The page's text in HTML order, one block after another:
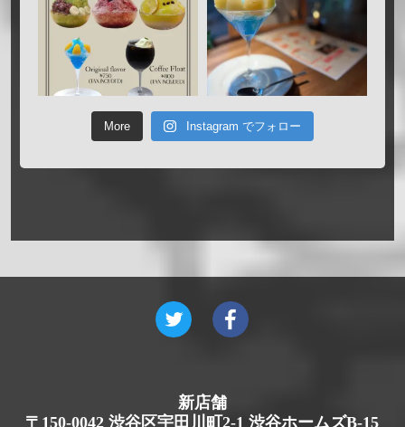
More Instagram でフォロー
新店舗
〒150-0042 渋谷区宇田川町2-1 渋谷ホームズB-15